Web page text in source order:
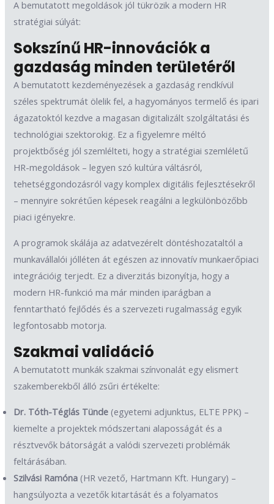
A bemutatott megoldások jól tükrözik a modern HR
stratégiai súlyát:
Sokszínű HR-innovációk a
gazdaság minden területéről
A bemutatott kezdeményezések a gazdaság rendkívül
széles spektrumát ölelik fel, a hagyományos termelő és ipari
ágazatoktól kezdve a magasan digitalizált szolgáltatási és
technológiai szektorokig. Ez a figyelemre méltó
projektbőség jól szemlélteti, hogy a stratégiai szemléletű
HR-megoldások – legyen szó kultúra váltásról,
tehetséggondozásról vagy komplex digitális fejlesztésekről
– mennyire sokrétűen képesek reagálni a legkülönbözőbb
piaci igényekre.
A programok skálája az adatvezérelt döntéshozataltól a
munkavállalói jólléten át egészen az innovatív munkaerőpiaci
integrációig terjedt. Ez a diverzitás bizonyítja, hogy a
modern HR-funkció ma már minden iparágban a
fenntartható fejlődés és a szervezeti rugalmasság egyik
legfontosabb motorja.
Szakmai validáció
A bemutatott munkák szakmai színvonalát egy elismert
szakemberekből álló zsűri értékelte:
Dr. Tóth-Téglás Tünde (egyetemi adjunktus, ELTE PPK) –
kiemelte a projektek módszertani alaposságát és a
résztvevők bátorságát a valódi szervezeti problémák
feltárásában.
Szilvási Ramóna (HR vezető, Hartmann Kft. Hungary) –
hangsúlyozta a vezetők kitartását és a folyamatos